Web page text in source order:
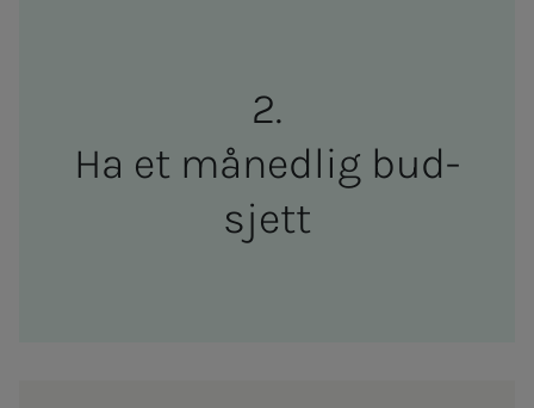
Ha et må­­­ned­­­lig bud­­­
sjett